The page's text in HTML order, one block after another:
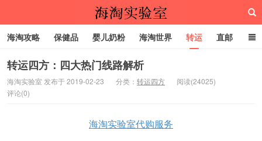
海淘攻略 保健品 婴儿奶粉 海淘世界 转运 直邮
代购服务
转运四方：四大热门线路解析
海淘实验室 发布于 2019-02-23 分类： 转运四方
阅读(24025)
评论(0)
海淘实验室代购服务